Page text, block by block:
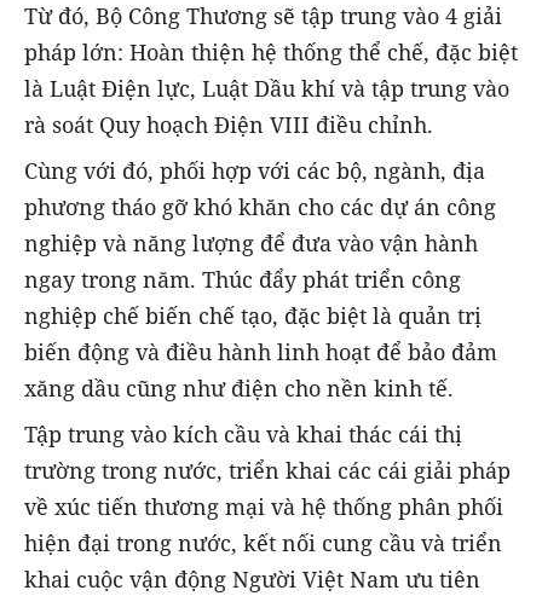
Từ đó, Bộ Công Thương sẽ tập trung vào 4 giải
pháp lớn: Hoàn thiện hệ thống thể chế, đặc biệt
là Luật Điện lực, Luật Dầu khí và tập trung vào
rà soát Quy hoạch Điện VIII điều chỉnh.
Cùng với đó, phối hợp với các bộ, ngành, địa
phương tháo gỡ khó khăn cho các dự án công
nghiệp và năng lượng để đưa vào vận hành
ngay trong năm. Thúc đẩy phát triển công
nghiệp chế biến chế tạo, đặc biệt là quản trị
biến động và điều hành linh hoạt để bảo đảm
xăng dầu cũng như điện cho nền kinh tế.
Tập trung vào kích cầu và khai thác cái thị
trường trong nước, triển khai các cái giải pháp
về xúc tiến thương mại và hệ thống phân phối
hiện đại trong nước, kết nối cung cầu và triển
khai cuộc vận động Người Việt Nam ưu tiên